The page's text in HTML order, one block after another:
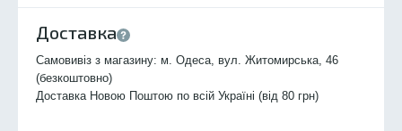
Доставка
Самовивіз з магазину: м. Одеса, вул. Житомирська, 46
(безкоштовно)
Доставка Новою Поштою по всій Україні (від 80 грн)